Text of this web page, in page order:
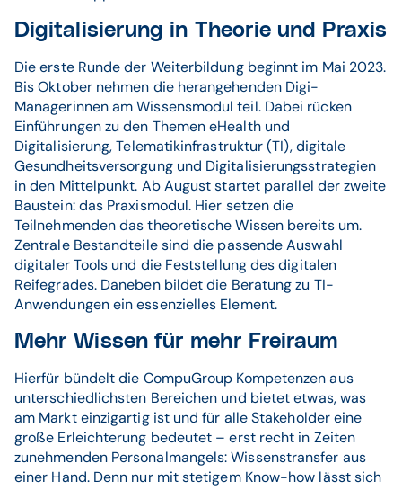
Digitalisierung in Theorie und Praxis
Die erste Runde der Weiterbildung beginnt im Mai 2023.
Bis Oktober nehmen die herangehenden Digi-
Managerinnen am Wissensmodul teil. Dabei rücken
Einführungen zu den Themen eHealth und
Digitalisierung, Telematikinfrastruktur (TI), digitale
Gesundheitsversorgung und Digitalisierungsstrategien
in den Mittelpunkt. Ab August startet parallel der zweite
Baustein: das Praxismodul. Hier setzen die
Teilnehmenden das theoretische Wissen bereits um.
Zentrale Bestandteile sind die passende Auswahl
digitaler Tools und die Feststellung des digitalen
Reifegrades. Daneben bildet die Beratung zu TI-
Anwendungen ein essenzielles Element.
Mehr Wissen für mehr Freiraum
Hierfür bündelt die CompuGroup Kompetenzen aus
unterschiedlichsten Bereichen und bietet etwas, was
am Markt einzigartig ist und für alle Stakeholder eine
große Erleichterung bedeutet – erst recht in Zeiten
zunehmenden Personalmangels: Wissenstransfer aus
einer Hand. Denn nur mit stetigem Know-how lässt sich